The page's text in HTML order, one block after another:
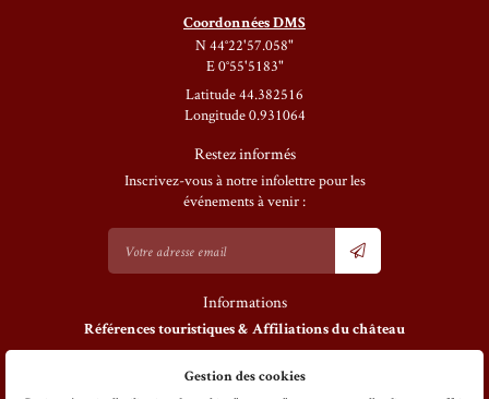
Coordonnées DMS
N 44°22'57.058"
E 0°55'5183"
Latitude 44.382516
Longitude 0.931064
Restez informés
Inscrivez-vous à notre infolettre pour les
événements à venir :
Informations
Références touristiques & Affiliations du château
Mentions Légales
Gestion des cookies